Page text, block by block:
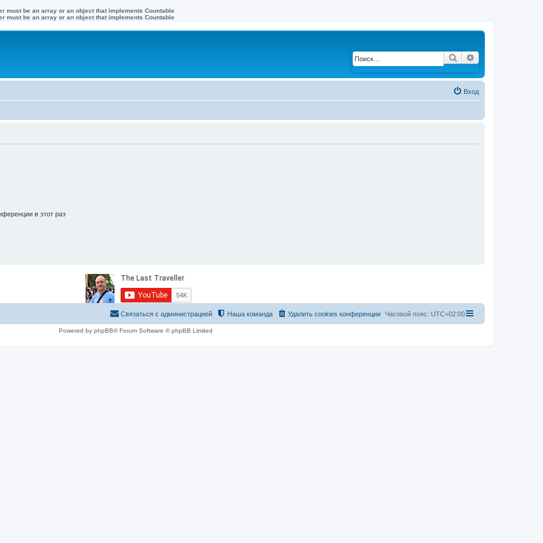
must be an array or an object that implements Countable
must be an array or an object that implements Countable
Поиск
Вход
в этот раз
Часовой пояс: UTC+02:00
Удалить cookies конференции
Наша команда
Связаться с администрацией
Powered by phpBB® Forum Software © phpBB Limited